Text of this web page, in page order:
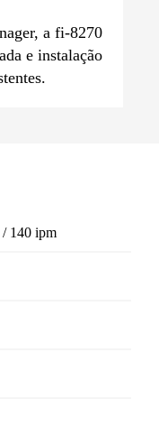
a fi-8270
e instalação
/ 140 ipm